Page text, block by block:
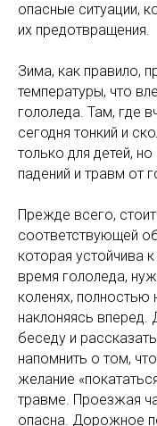
опасные ситуации,
их предотвращения.
Зима, как правило,
температуры, что
гололеда. Там, где
сегодня тонкий и
только для детей,
падений и травм от
Прежде всего,
соответствующей
которая устойчива
время гололеда,
коленях, полностью
наклоняясь вперед.
беседу и
напомнить о том,
желание
травме. Проезжая
опасна. Дорожное